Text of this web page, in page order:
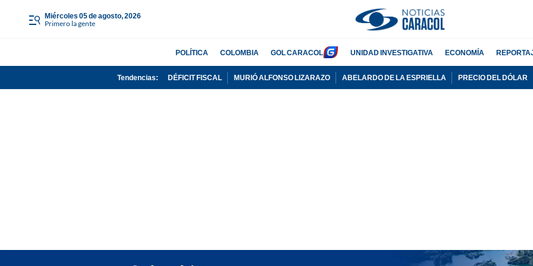
miércoles 05 de agosto, 2026
Primero la gente
POLÍTICA COLOMBIA GOL CARACOL UNIDAD INVESTIGATIVA ECONOMÍA
Tendencias: DÉFICIT FISCAL MURIÓ ALFONSO LIZARAZO ABELARDO DE LA ESPRIELLA PRECIO DEL DÓLAR